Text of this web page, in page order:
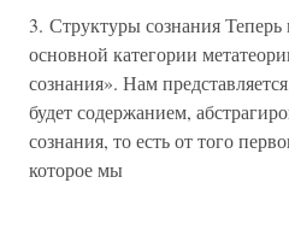
3. Структуры сознания
основной категории
сознания». Нам
будет содержанием,
сознания, то есть от того
которое мы